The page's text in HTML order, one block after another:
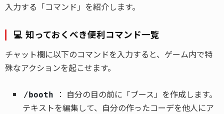
入力する「コマンド」を紹介します。
💻 知っておくべき便利コマンド一覧
チャット欄に以下のコマンドを入力すると、ゲーム内で特
殊なアクションを起こせます。
/booth
： 自分の目の前に「ブース」を作成します。
テキストを編集して、自分の作ったコーデを他人にア